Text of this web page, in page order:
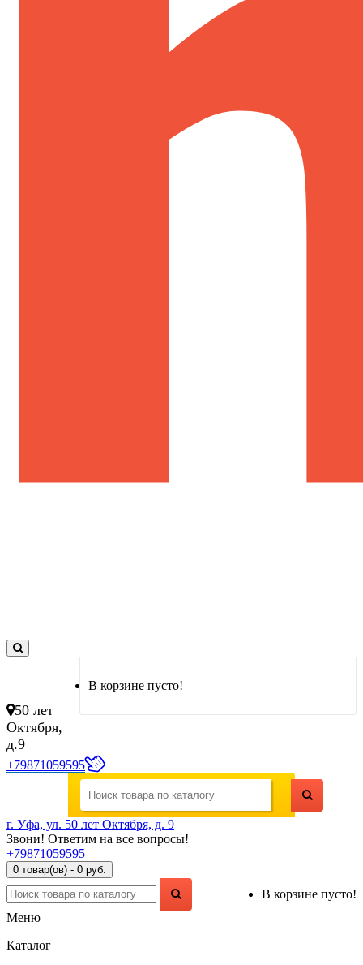
В корзине пусто!
50 лет
Октября,
д.9
+79871059595
г. Уфа, ул. 50 лет Октября, д. 9
Звони! Ответим на все вопросы!
+79871059595
0 товар(ов) - 0 руб.
В корзине пусто!
Меню
Каталог